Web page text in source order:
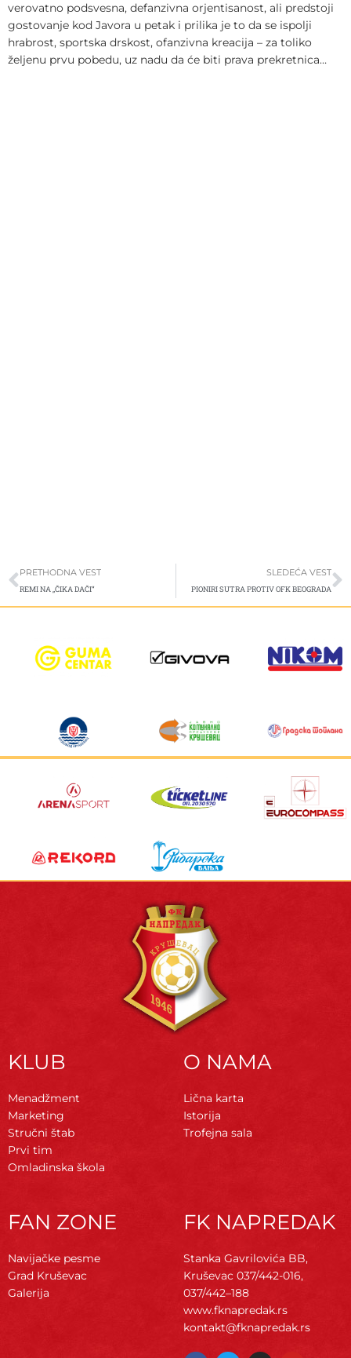
verovatno podsvesna, defanzivna orjentisanost, ali predstoji
gostovanje kod Javora u petak i prilika je to da se ispolji
hrabrost, sportska drskost, ofanzivna kreacija – za toliko
željenu prvu pobedu, uz nadu da će biti prava prekretnica…
Prev
PRETHODNA VEST
REMI NA „ČIKA DAČI“
SLEDEĆA VEST
PIONIRI SUTRA PROTIV OFK BEOGRADA
KLUB
Menadžment
Marketing
Stručni štab
Prvi tim
Omladinska škola
O NAMA
Lična karta
Istorija
Trofejna sala
FAN ZONE
Navijačke pesme
Grad Kruševac
Galerija
FK NAPREDAK
Stanka Gavrilovića BB,
Kruševac 037/442-016,
037/442–188
www.fknapredak.rs
kontakt@fknapredak.rs